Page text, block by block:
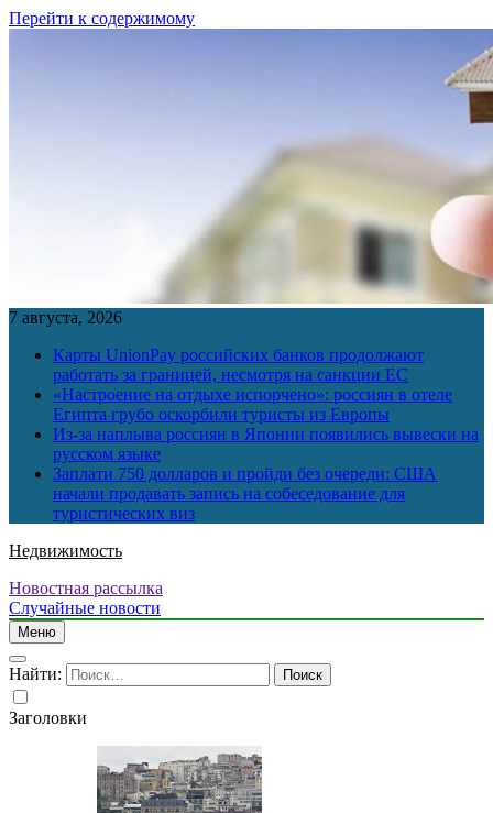
Перейти к содержимому
7 августа, 2026
Карты UnionPay российских банков продолжают
работать за границей, несмотря на санкции ЕС
«Настроение на отдыхе испорчено»: россиян в отеле
Египта грубо оскорбили туристы из Европы
Из-за наплыва россиян в Японии появились вывески на
русском языке
Заплати 750 долларов и пройди без очереди: США
начали продавать запись на собеседование для
туристических виз
Недвижимость
Новостная рассылка
Случайные новости
Меню
Найти:
Заголовки